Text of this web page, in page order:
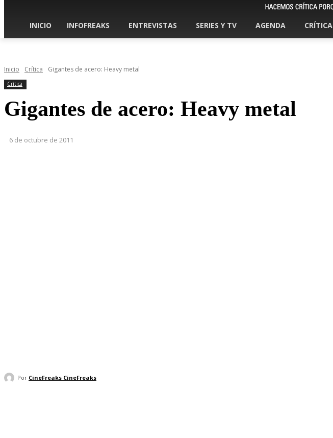
INICIO INFOFREAKS ENTREVISTAS SERIES Y TV AGENDA CRÍTICA
Inicio Crítica Gigantes de acero: Heavy metal
Crítica
Gigantes de acero: Heavy metal
6 de octubre de 2011
Por CineFreaks CineFreaks